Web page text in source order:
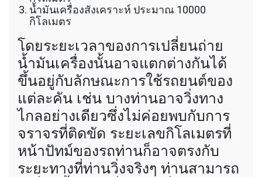
น้ำมันเครื่องสังเคราะห์ ประมาณ 10000
กิโลเมตร
โดยระยะเวลาของการเปลี่ยนถ่าย
น้ำมันเครื่องนั้นอาจแตกต่างกันได้
ขึ้นอยู่กับลักษณะการใช้รถยนต์ของ
แต่ละคัน เช่น บางท่านอาจวิ่งทาง
ไกลอย่างเดียวซึ่งไม่ค่อยพบกับการ
จราจรที่ติดขัด ระยะเลขกิโลเมตรที่
หน้าปัทม์ของรถท่านก็อาจตรงกับ
ระยะทางที่ท่านวิ่งจริงๆ ท่านสามารถ